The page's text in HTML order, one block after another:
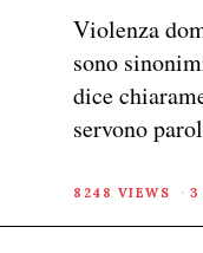
Violenza
sono
dice
servono
8248 VIEWS 3